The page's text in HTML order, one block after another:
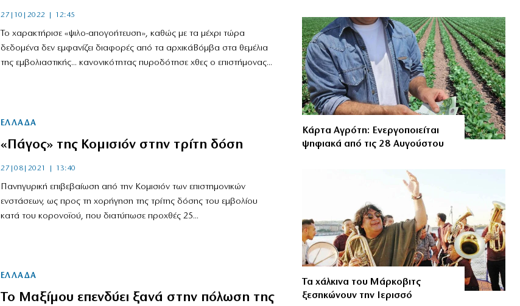
27|10|2022 | 12:45
Το χαρακτήρισε «ψιλο-απογοήτευση», καθώς με τα μέχρι τώρα
δεδομένα δεν εμφανίζει διαφορές από τα αρχικάΒόμβα στα θεμέλια
της εμβολιαστικής... κανονικότητας πυροδότησε χθες ο επιστήμονας...
ΕΛΛΑΔΑ
«Πάγος» της Κομισιόν στην τρίτη δόση
27|08|2021 | 13:40
Πανηγυρική επιβεβαίωση από την Κομισιόν των επιστημονικών
ενστάσεων, ως προς τη χορήγηση της τρίτης δόσης του εμβολίου
κατά του κορονοϊού, που διατύπωσε προχθές 25...
ΕΛΛΑΔΑ
Το Μαξίμου επενδύει ξανά στην πόλωση της
Κάρτα Αγρότη: Ενεργοποιείται
ψηφιακά από τις 28 Αυγούστου
Τα χάλκινα του Μάρκοβιτς
ξεσηκώνουν την Ιερισσό